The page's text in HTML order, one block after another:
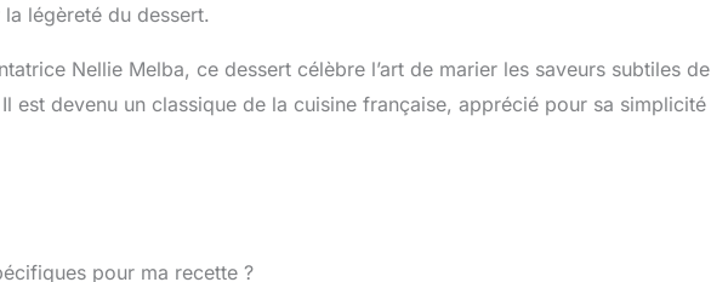
légèreté du dessert.
Nellie Melba, ce dessert célèbre l’art de marier les saveurs subtiles de
est devenu un classique de la cuisine française, apprécié pour sa simplicité
pour ma recette ?